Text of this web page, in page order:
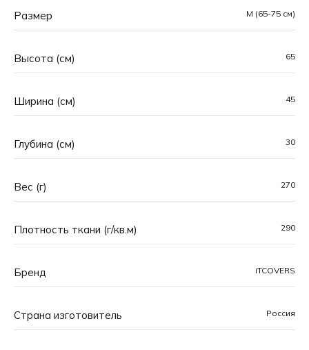
Основная особенность чехлов iTCOVERS™ —
уникальные принты, созданные вручную командой
тщательно прорабатывается, а в большинстве
моделей можно найти аббревиатуру бренда, органично
Размер M (65-75 см)
Высота (см) 65
Ширина (см) 45
Глубина (см) 30
Вес (г) 270
Плотность ткани (г/кв.м) 290
Бренд iTCOVERS
Страна изготовитель Россия